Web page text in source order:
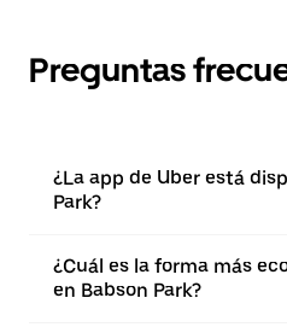
Preguntas
¿La app de Uber está
Park?
¿Cuál es la forma más
en Babson Park?